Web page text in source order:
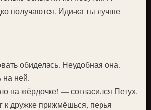
получаются. Иди-ка ты лучше
обиделась. Неудобная она.
на ней.
на жёрдочке! — согласился Петух.
к дружке прижмёшься, перья